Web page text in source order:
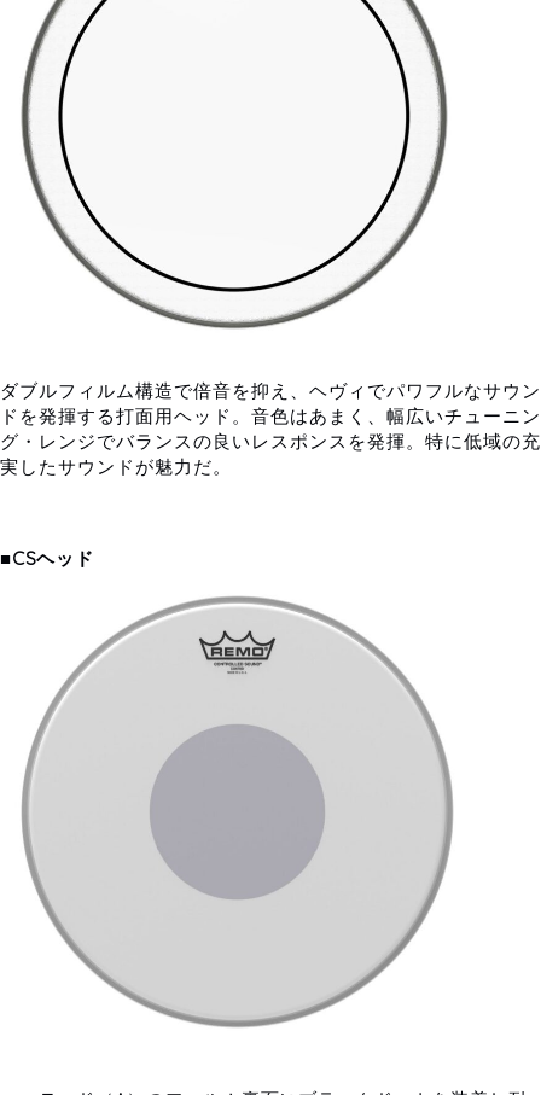
ダブルフィルム構造で倍音を抑え、ヘヴィでパワフルなサウン
ドを発揮する打面用ヘッド。音色はあまく、幅広いチューニン
グ・レンジでバランスの良いレスポンスを発揮。特に低域の充
実したサウンドが魅力だ。
■CSヘッド